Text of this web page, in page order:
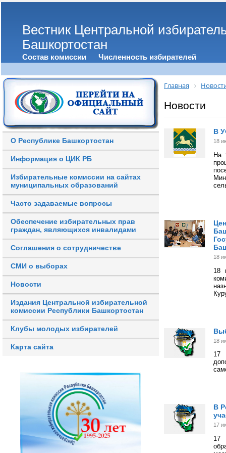
Вестник Центральной
Башкортостан
Состав комиссии Численность избирателей
О Республике Башкортостан
Информация о ЦИК РБ
Избирательные комиссии на сайтах
муниципальных образований
Часто задаваемые вопросы
Обеспечение избирательных прав
граждан, являющихся инвалидами
Соглашения о сотрудничестве
СМИ о выборах
Новости
Издания Центральной избирательной
комиссии Республики Башкортостан
Клубы молодых избирателей
Карта сайта
Главная
Новости
В
18
На
18
18
18
17
В
17
17